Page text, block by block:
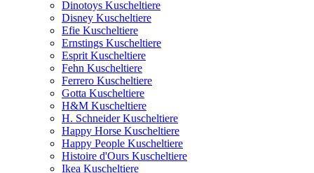
Dinotoys Kuscheltiere
Disney Kuscheltiere
Efie Kuscheltiere
Ernstings Kuscheltiere
Esprit Kuscheltiere
Fehn Kuscheltiere
Ferrero Kuscheltiere
Gotta Kuscheltiere
H&M Kuscheltiere
H. Schneider Kuscheltiere
Happy Horse Kuscheltiere
Happy People Kuscheltiere
Histoire d'Ours Kuscheltiere
Ikea Kuscheltiere